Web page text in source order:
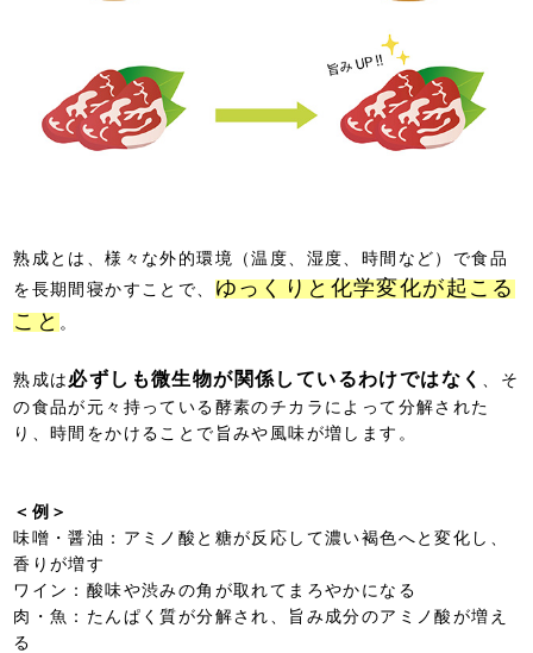
熟成とは、様々な外的環境（温度、湿度、時間など）で食品
を長期間寝かすことで、 ゆっくりと化学変化が起こる
こと。
熟成は必ずしも微生物が関係しているわけではなく
、そ
の食品が元々持っている酵素のチカラによって分解された
り、時間をかけることで旨みや風味が増します。
＜例＞
味噌・醤油：アミノ酸と糖が反応して濃い褐色へと変化し、
香りが増す
ワイン：酸味や渋みの角が取れてまろやかになる
肉・魚：たんぱく質が分解され、旨み成分のアミノ酸が増え
る